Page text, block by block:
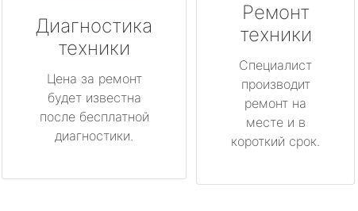
Диагностика
техники
Цена за ремонт
будет известна
после бесплатной
диагностики.
Ремонт
техники
Специалист
производит
ремонт на
месте и в
короткий срок.